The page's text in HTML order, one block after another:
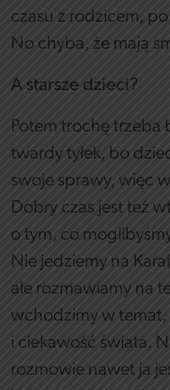
czasu z rodzicem,
No chyba, że mają
A starsze dzieci?
Potem trochę trzeba
twardy tyłek, bo
swoje sprawy, więc
Dobry czas jest też
o tym, co
Nie jedziemy na
ale rozmawiamy na
wchodzimy w
i ciekawość świata.
rozmowie nawet ja